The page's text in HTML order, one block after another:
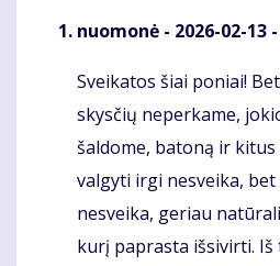
nuomonė - 2026-02-13
Komentaras
Sveikatos šiai poniai!
skysčių neperkame,
šaldome, batoną ir
valgyti irgi nesveika,
nesveika, geriau
kurį paprasta išsivirti. Iš